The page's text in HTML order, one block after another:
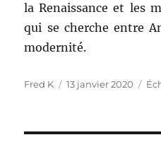
la Renaissance et les
qui se cherche entre
modernité.
Auteur
Fred K
Publié
13 janvier 2020